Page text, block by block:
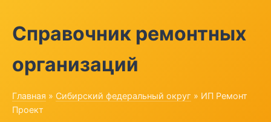
Справочник ремонтных
организаций
Главная » Сибирский федеральный округ » ИП Ремонт
Проект